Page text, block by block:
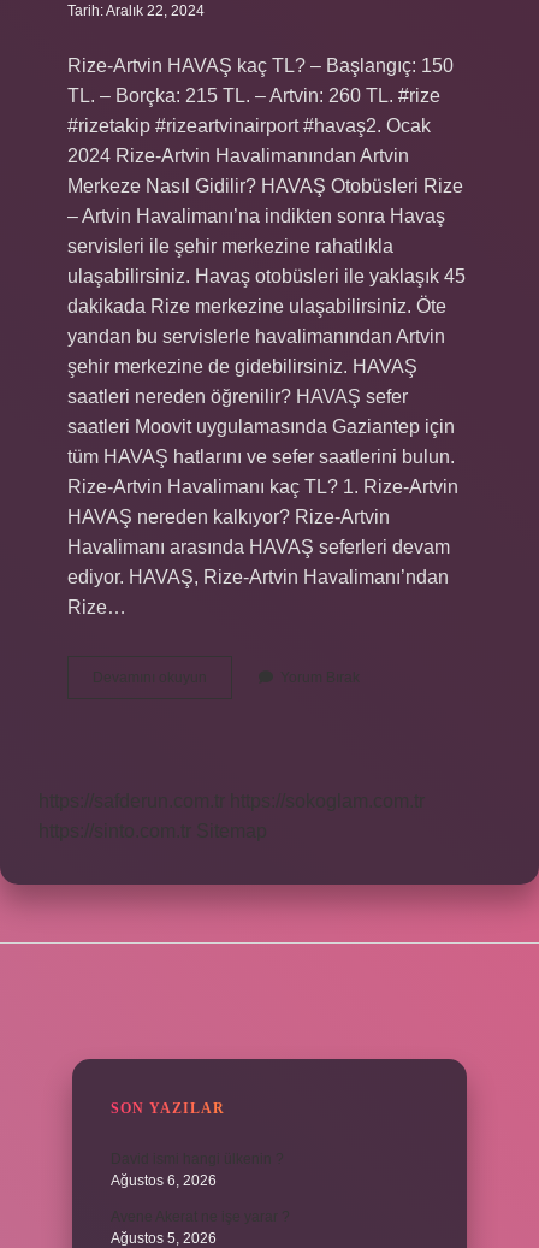
Tarih: Aralık 22, 2024
Rize-Artvin HAVAŞ kaç TL? – Başlangıç: 150
TL. – Borçka: 215 TL. – Artvin: 260 TL. #rize
#rizetakip #rizeartvinairport #havaş2. Ocak
2024 Rize-Artvin Havalimanından Artvin
Merkeze Nasıl Gidilir? HAVAŞ Otobüsleri Rize
– Artvin Havalimanı’na indikten sonra Havaş
servisleri ile şehir merkezine rahatlıkla
ulaşabilirsiniz. Havaş otobüsleri ile yaklaşık 45
dakikada Rize merkezine ulaşabilirsiniz. Öte
yandan bu servislerle havalimanından Artvin
şehir merkezine de gidebilirsiniz. HAVAŞ
saatleri nereden öğrenilir? HAVAŞ sefer
saatleri Moovit uygulamasında Gaziantep için
tüm HAVAŞ hatlarını ve sefer saatlerini bulun.
Rize-Artvin Havalimanı kaç TL? 1. Rize-Artvin
HAVAŞ nereden kalkıyor? Rize-Artvin
Havalimanı arasında HAVAŞ seferleri devam
ediyor. HAVAŞ, Rize-Artvin Havalimanı’ndan
Rize…
Devamını okuyun
Artvin
Yorum Bırak
https://safderun.com.tr
https://sokoglam.com.tr
https://sinto.com.tr
Sitemap
SON YAZILAR
Ağustos 6, 2026
Ağustos 5, 2026